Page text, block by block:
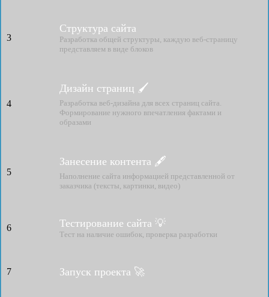
3
Структура сайта
Разработка общей структуры, каждую веб-страницу
представляем в виде блоков
4
Дизайн страниц 🖌
Разработка веб-дизайна для всех страниц сайта.
Формирование нужного впечатления фактами и
образами
5
Занесение контента 🖋
Наполнение сайта информацией представленной от
заказчика (тексты, картинки, видео)
6 Тестирование сайта 💡
Тест на наличие ошибок, проверка разработки
7 Запуск проекта 🚀